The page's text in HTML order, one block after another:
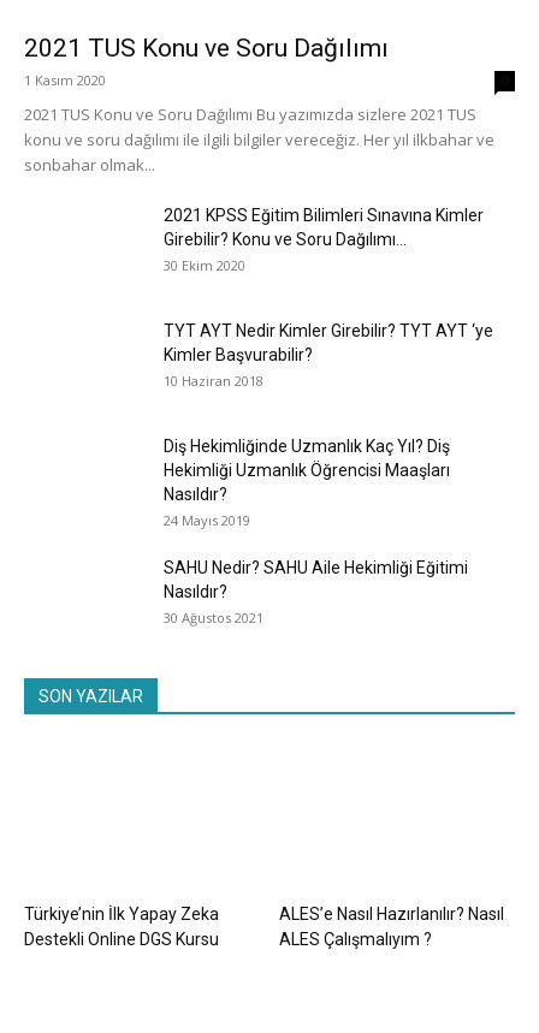
2021 TUS Konu ve Soru Dağılımı
1 Kasım 2020
2021 TUS Konu ve Soru Dağılımı Bu yazımızda sizlere 2021 TUS
konu ve soru dağılımı ile ilgili bilgiler vereceğiz. Her yıl ilkbahar ve
sonbahar olmak...
2021 KPSS Eğitim Bilimleri Sınavına Kimler
Girebilir? Konu ve Soru Dağılımı...
30 Ekim 2020
TYT AYT Nedir Kimler Girebilir? TYT AYT ‘ye
Kimler Başvurabilir?
10 Haziran 2018
Diş Hekimliğinde Uzmanlık Kaç Yıl? Diş
Hekimliği Uzmanlık Öğrencisi Maaşları
Nasıldır?
24 Mayıs 2019
SAHU Nedir? SAHU Aile Hekimliği Eğitimi
Nasıldır?
30 Ağustos 2021
SON YAZILAR
Türkiye’nin İlk Yapay Zeka
Destekli Online DGS Kursu
ALES’e Nasıl Hazırlanılır? Nasıl
ALES Çalışmalıyım ?